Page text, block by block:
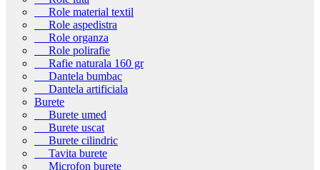
Role material textil
Role aspedistra
Role organza
Role polirafie
Rafie naturala 160 gr
Dantela bumbac
Dantela artificiala
Burete
Burete umed
Burete uscat
Burete cilindric
Tavita burete
Microfon burete